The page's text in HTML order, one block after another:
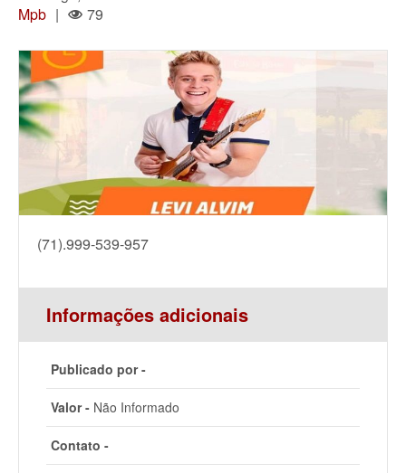
Mpb | 79
(71).999-539-957
Informações adicionais
Publicado por -
Valor - Não Informado
Contato -